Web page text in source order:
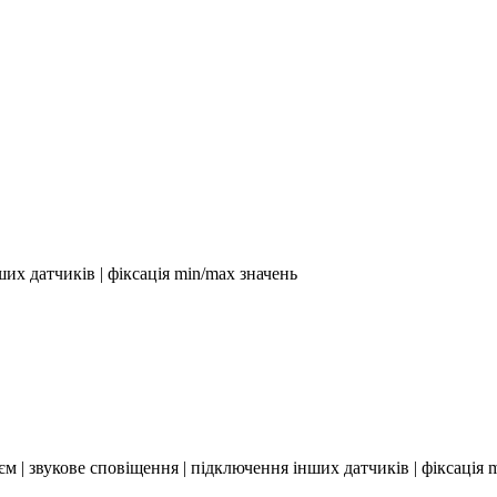
датчиків | фіксація min/max значень
| звукове сповіщення | підключення інших датчиків | фіксація